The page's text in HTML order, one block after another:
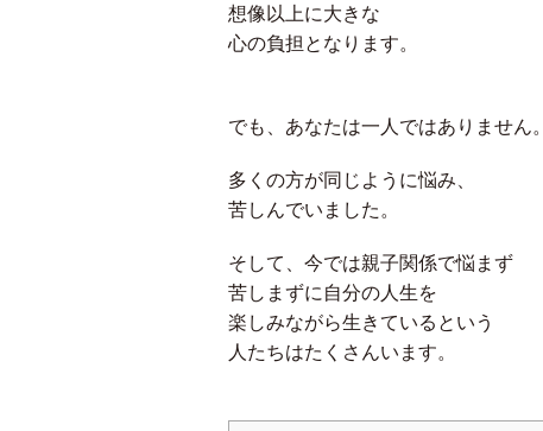
想像以上に大きな
心の負担となります。
でも、あなたは一人ではありません。
多くの方が同じように悩み、
苦しんでいました。
そして、今では親子関係で悩まず
苦しまずに自分の人生を
楽しみながら生きているという
人たちはたくさんいます。